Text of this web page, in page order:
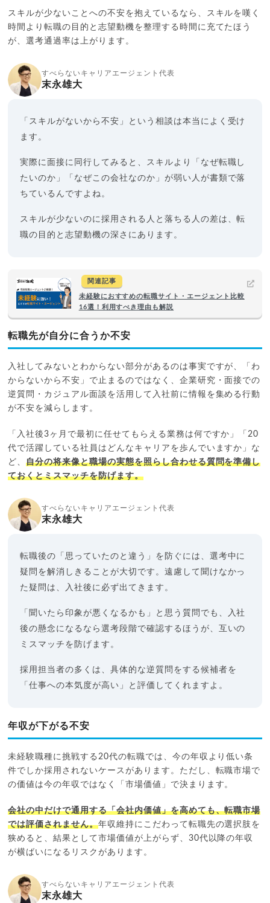
スキルが少ないことへの不安を抱えているなら、スキルを嘆く
時間より転職の目的と志望動機を整理する時間に充てたほう
が、選考通過率は上がります。
すべらないキャリアエージェント代表
末永雄大
「スキルがないから不安」という相談は本当によく受け
ます。
実際に面接に同行してみると、スキルより「なぜ転職し
たいのか」「なぜこの会社なのか」が弱い人が書類で落
ちているんですよね。
スキルが少ないのに採用される人と落ちる人の差は、転
職の目的と志望動機の深さにあります。
関連記事
未経験におすすめの転職サイト・エージェント比較
16選！利用すべき理由も解説
転職先が自分に合うか不安
入社してみないとわからない部分があるのは事実ですが、「わ
からないから不安」で止まるのではなく、企業研究・面接での
逆質問・カジュアル面談を活用して入社前に情報を集める行動
が不安を減らします。
「入社後3ヶ月で最初に任せてもらえる業務は何ですか」「20
代で活躍している社員はどんなキャリアを歩んでいますか」な
ど、自分の将来像と職場の実態を照らし合わせる質問を準備し
ておくとミスマッチを防げます。
すべらないキャリアエージェント代表
末永雄大
転職後の「思っていたのと違う」を防ぐには、選考中に
疑問を解消しきることが大切です。遠慮して聞けなかっ
た疑問は、入社後に必ず出てきます。
「聞いたら印象が悪くなるかも」と思う質問でも、入社
後の懸念になるなら選考段階で確認するほうが、互いの
ミスマッチを防げます。
採用担当者の多くは、具体的な逆質問をする候補者を
「仕事への本気度が高い」と評価してくれますよ。
年収が下がる不安
未経験職種に挑戦する20代の転職では、今の年収より低い条
件でしか採用されないケースがあります。ただし、転職市場で
の価値は今の年収ではなく「市場価値」で決まります。
会社の中だけで通用する「会社内価値」を高めても、転職市場
では評価されません。年収維持にこだわって転職先の選択肢を
狭めると、結果として市場価値が上がらず、30代以降の年収
が横ばいになるリスクがあります。
すべらないキャリアエージェント代表
末永雄大